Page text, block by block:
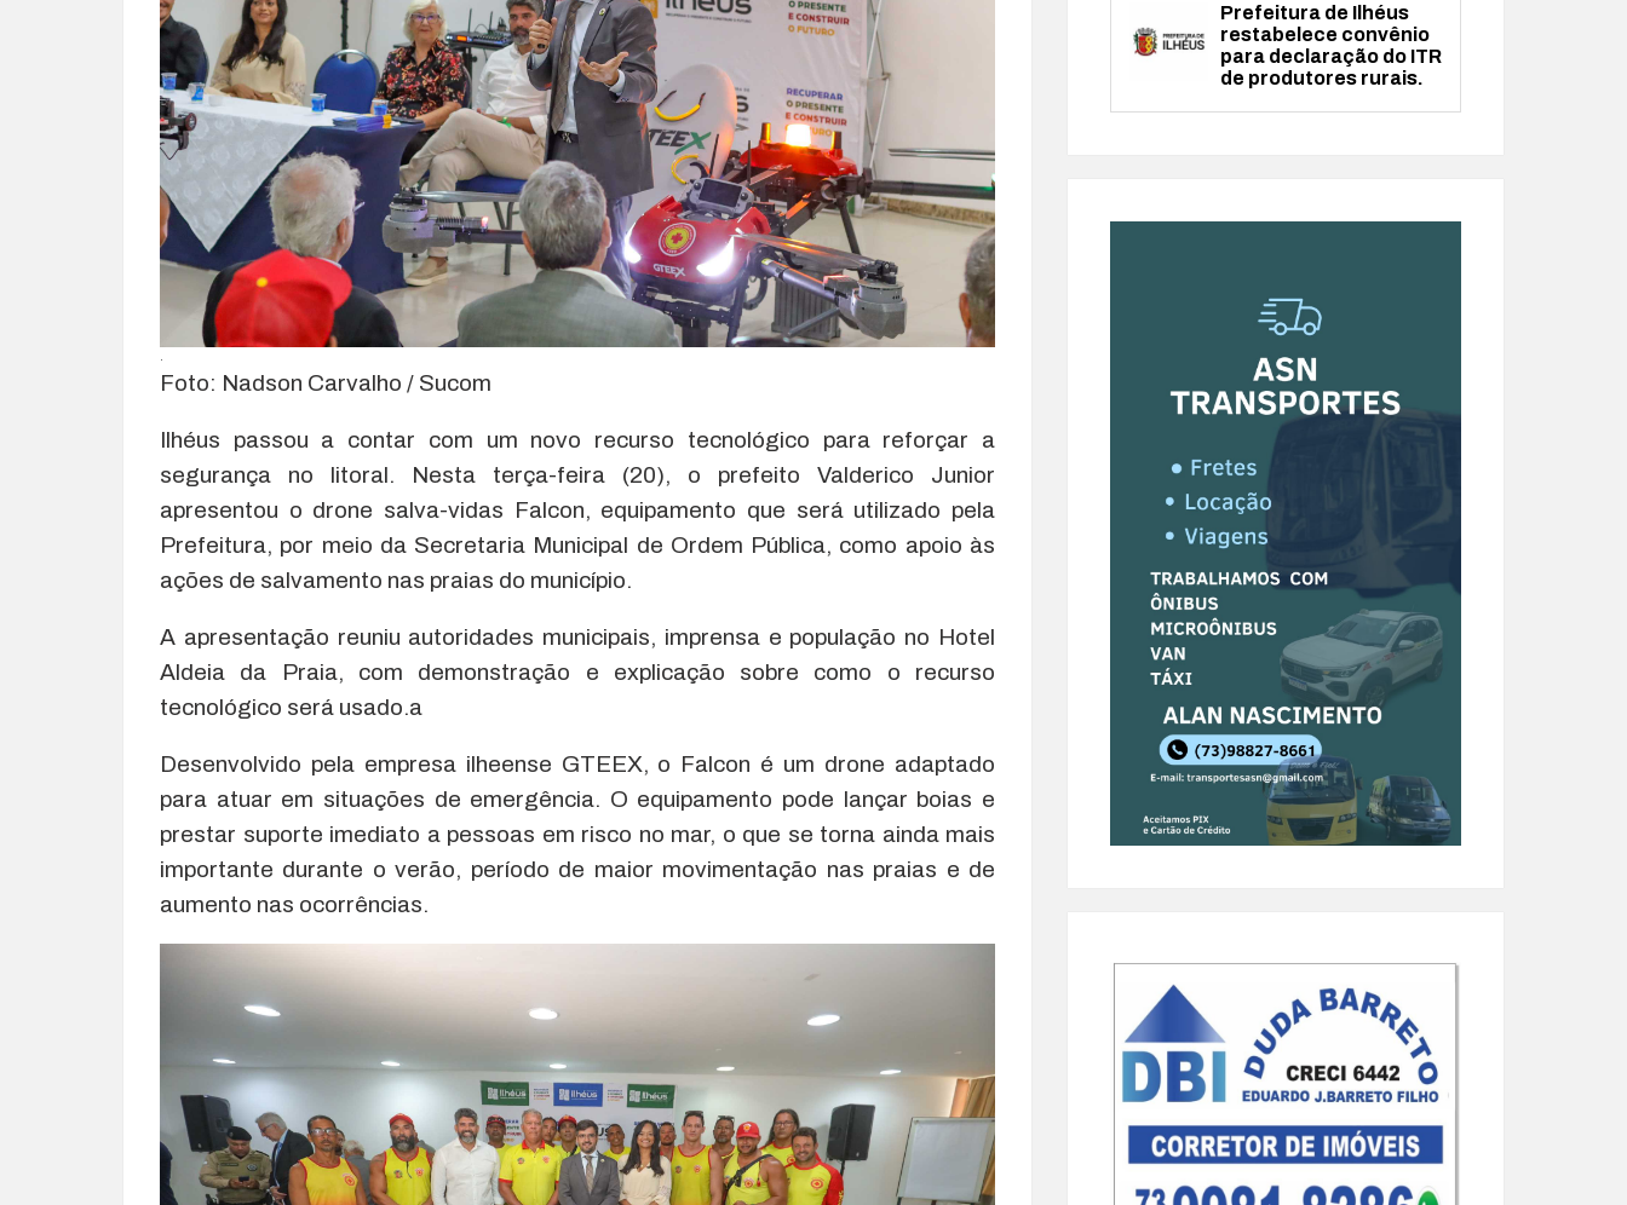
Foto: Nadson Carvalho / Sucom
Ilhéus passou a contar com um novo recurso tecnológico para reforçar a
segurança no litoral. Nesta terça-feira (20), o prefeito Valderico Junior
apresentou o drone salva-vidas Falcon, equipamento que será utilizado pela
Prefeitura, por meio da Secretaria Municipal de Ordem Pública, como apoio às
ações de salvamento nas praias do município.
A apresentação reuniu autoridades municipais, imprensa e população no Hotel
Aldeia da Praia, com demonstração e explicação sobre como o recurso
tecnológico será usado.a
Desenvolvido pela empresa ilheense GTEEX, o Falcon é um drone adaptado
para atuar em situações de emergência. O equipamento pode lançar boias e
prestar suporte imediato a pessoas em risco no mar, o que se torna ainda mais
importante durante o verão, período de maior movimentação nas praias e de
aumento nas ocorrências.
Prefeitura de Ilhéus
restabelece convênio
para declaração do ITR
de produtores rurais.